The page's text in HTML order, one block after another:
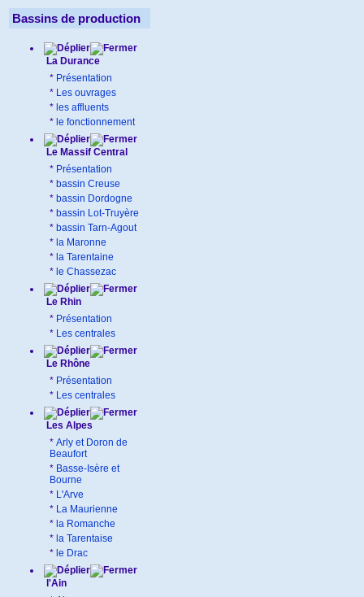
Bassins de production
La Durance
* Présentation
* Les ouvrages
* les affluents
* le fonctionnement
Le Massif Central
* Présentation
* bassin Creuse
* bassin Dordogne
* bassin Lot-Truyère
* bassin Tarn-Agout
* la Maronne
* la Tarentaine
* le Chassezac
Le Rhin
* Présentation
* Les centrales
Le Rhône
* Présentation
* Les centrales
Les Alpes
* Arly et Doron de
Beaufort
* Basse-Isère et
Bourne
* L'Arve
* La Maurienne
* la Romanche
* la Tarentaise
* le Drac
l'Ain